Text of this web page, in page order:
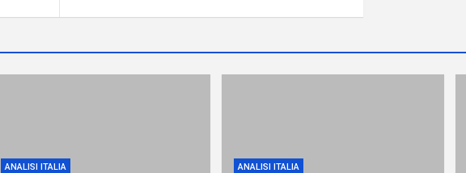
ANALISI ITALIA ANALISI ITALIA